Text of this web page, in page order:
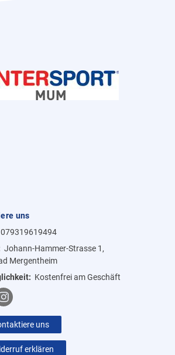
uns
079319619494
Johann-Hammer-Strasse 1,
Mergentheim
Kostenfrei am Geschäft
uns
erklären